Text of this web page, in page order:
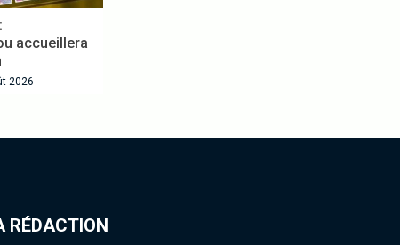
accueillera
RÉDACTION